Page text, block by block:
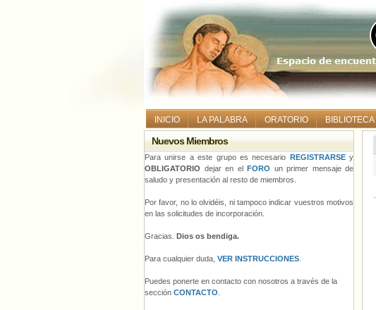
INICIO LA PALABRA ORATORIO BIBLIOTECA
Nuevos Miembros
Para unirse a este grupo es necesario REGISTRARSEy
OBLIGATORIO dejar en el FORO un primer mensaje de
saludo y presentación al resto de miembros.
Por favor, no lo olvidéis, ni tampoco indicar vuestros motivos
en las solicitudes de incorporación.
Gracias. Dios os bendiga.
Para cualquier duda, VER INSTRUCCIONES
Puedes ponerte en contacto con nosotros a través de la
sección CONTACTO